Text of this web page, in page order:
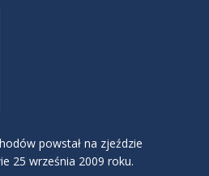
powstał na zjeździe
25 września 2009 roku.